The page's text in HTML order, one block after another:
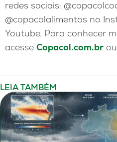
redes sociais:
@copacolalimentos no
Youtube. Para conhecer
acesse Copacol.com.br ou
LEIA TAMBÉM